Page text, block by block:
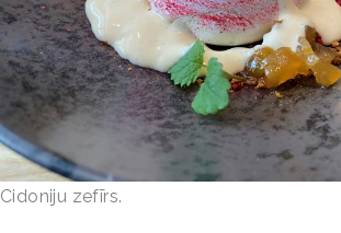
Cidoniju zefīrs.